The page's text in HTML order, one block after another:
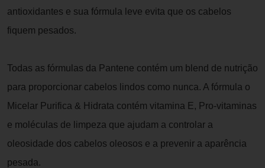
antioxidantes e sua fórmula leve evita que os cabelos
fiquem pesados.
Todas as fórmulas da Pantene contém um blend de nutrição
para proporcionar cabelos lindos como nunca. A fórmula o
Micelar Purifica & Hidrata contém vitamina E, Pro-vitaminas
e moléculas de limpeza que ajudam a controlar a
oleosidade dos cabelos oleosos e a prevenir a aparência
pesada.